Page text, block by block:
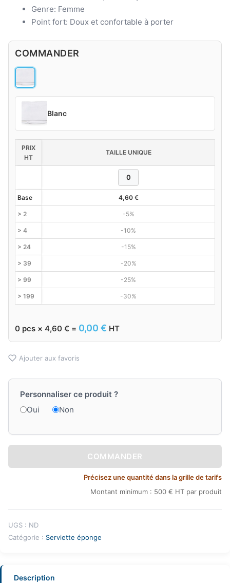
Genre: Femme
Point fort: Doux et confortable à porter
COMMANDER
Blanc
PRIX
HT
TAILLE UNIQUE
Base 4,60 €
> 2 -5%
> 4 -10%
> 24 -15%
> 39 -20%
> 99 -25%
> 199 -30%
0 pcs × 4,60 € = 0,00 € HT
Ajouter aux favoris
Personnaliser ce produit ?
Oui
Non
COMMANDER
Précisez une quantité dans la grille de tarifs
Montant minimum : 500 € HT par produit
UGS : ND
Catégorie : Serviette éponge
Description